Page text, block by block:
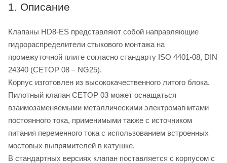
1. Описание
Клапаны HD8-ES представляют собой направляющие
гидрораспределители стыкового монтажа на
промежуточной плите согласно стандарту ISO 4401-08, DIN
24340 (CETOP 08 – NG25).
Корпус изготовлен из высококачественного литого блока.
Пилотный клапан CETOP 03 может оснащаться
взаимозаменяемыми металлическими электромагнитами
постоянного тока, применимыми также с источником
питания переменного тока с использованием встроенных
мостовых выпрямителей в катушке.
В стандартных версиях клапан поставляется с корпусом с